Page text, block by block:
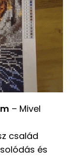
– Mivel
család
és